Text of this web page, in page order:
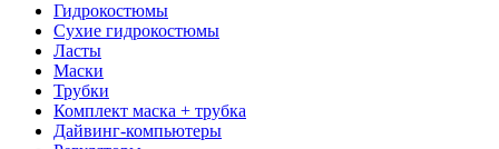
Гидрокостюмы
Сухие гидрокостюмы
Ласты
Маски
Трубки
Комплект маска + трубка
Дайвинг-компьютеры